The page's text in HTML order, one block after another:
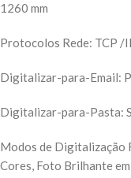
1260 mm
Protocolos Rede: TCP /
Digitalizar-para-Email:
Digitalizar-para-Pasta:
Modos de Digitalização
Cores, Foto Brilhante